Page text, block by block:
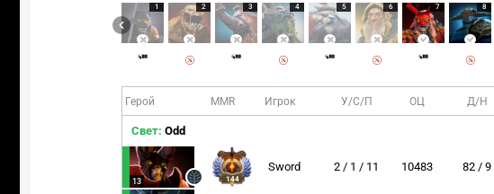
1 2 3 4 5 6 7 8
Герой MMR Игрок У/С/П ОЦ Д/Н
Свет: Odd
13 144
Sword 2 / 1 / 11 10483 82 / 9